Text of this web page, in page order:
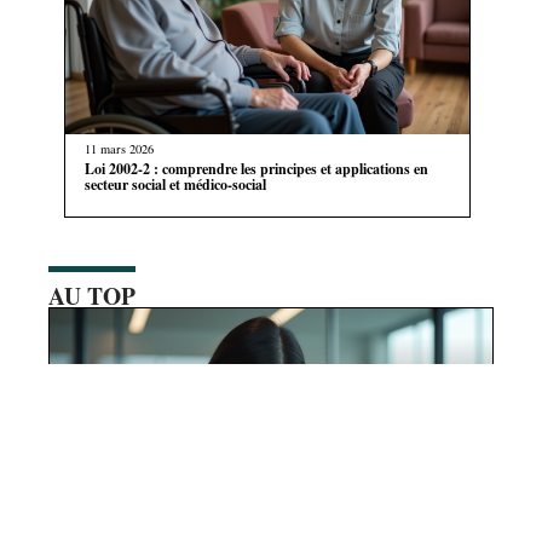
11 mars 2026
Loi 2002-2 : comprendre les principes et applications en
secteur social et médico-social
AU TOP
28 juillet 2026